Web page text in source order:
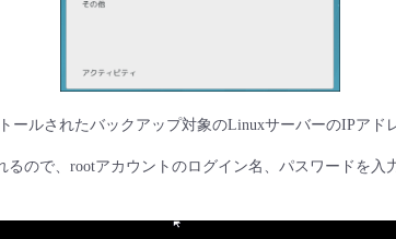
ールされたバックアップ対象のLinuxサーバーのIPアド
るので、rootアカウントのログイン名、パスワードを入